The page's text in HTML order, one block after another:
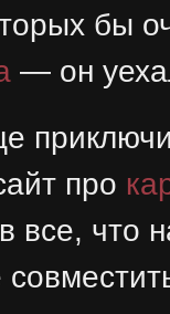
бы
— он
про
все, что